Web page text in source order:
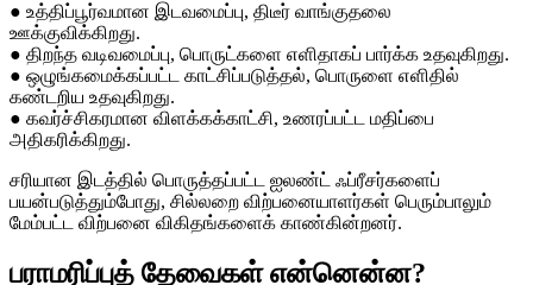
● உத்திப்பூர்வமான இடவமைப்பு, திடீர் வாங்குதலை
ஊக்குவிக்கிறது.
● திறந்த வடிவமைப்பு, பொருட்களை எளிதாகப் பார்க்க உதவுகிறது.
● ஒழுங்கமைக்கப்பட்ட காட்சிப்படுத்தல், பொருளை எளிதில்
கண்டறிய உதவுகிறது.
● கவர்ச்சிகரமான விளக்கக்காட்சி, உணரப்பட்ட மதிப்பை
அதிகரிக்கிறது.
சரியான இடத்தில் பொருத்தப்பட்ட ஐலண்ட் ஃப்ரீசர்களைப்
பயன்படுத்தும்போது, ​​சில்லறை விற்பனையாளர்கள் பெரும்பாலும்
மேம்பட்ட விற்பனை விகிதங்களைக் காண்கின்றனர்.
பராமரிப்புத் தேவைகள் என்னென்ன?